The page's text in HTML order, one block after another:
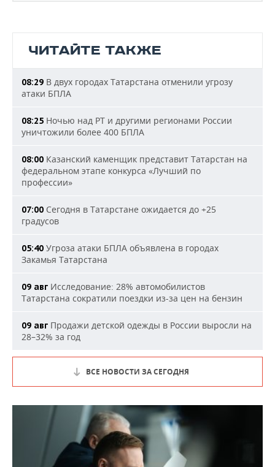
ЧИТАЙТЕ ТАКЖЕ
08:29 В двух городах Татарстана отменили угрозу
атаки БПЛА
08:25 Ночью над РТ и другими регионами России
уничтожили более 400 БПЛА
08:00 Казанский каменщик представит Татарстан на
федеральном этапе конкурса «Лучший по
профессии»
07:00 Сегодня в Татарстане ожидается до +25
градусов
05:40 Угроза атаки БПЛА объявлена в городах
Закамья Татарстана
09 авг Исследование: 28% автомобилистов
Татарстана сократили поездки из-за цен на бензин
09 авг Продажи детской одежды в России выросли на
28–32% за год
ВСЕ НОВОСТИ ЗА СЕГОДНЯ